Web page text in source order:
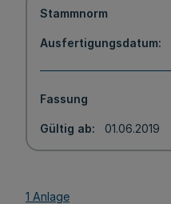
Stammnorm
Ausfertigungsdatum
Fassung
Gültig ab 01.06.2019
1 Anlage